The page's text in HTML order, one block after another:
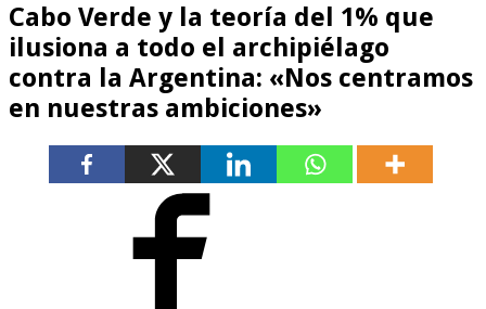
Cabo Verde y la teoría del 1% que
ilusiona a todo el archipiélago
contra la Argentina: «Nos centramos
en nuestras ambiciones»